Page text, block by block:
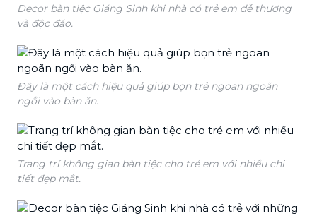
Decor bàn tiệc Giáng Sinh khi nhà có trẻ em dễ thương
và độc đáo.
Đây là một cách hiệu quả giúp bọn trẻ ngoan ngoãn
ngồi vào bàn ăn.
Trang trí không gian bàn tiệc cho trẻ em với nhiều chi
tiết đẹp mắt.